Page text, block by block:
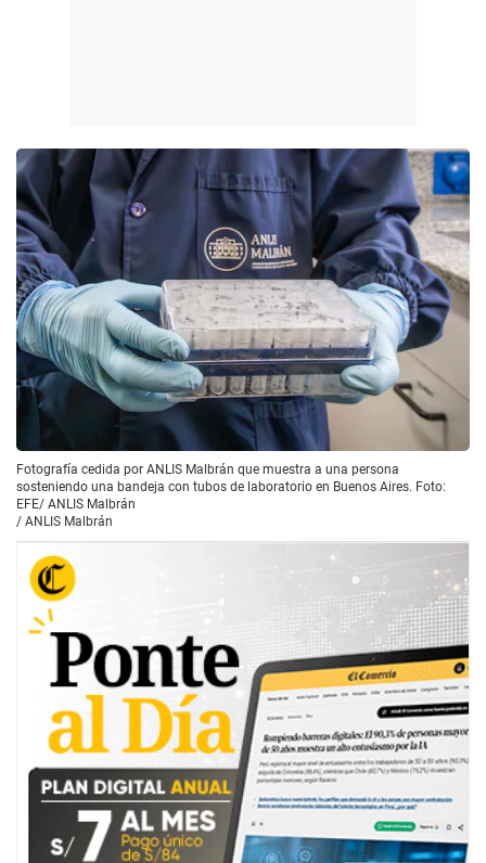
Fotografía cedida por ANLIS Malbrán que muestra a una persona
sosteniendo una bandeja con tubos de laboratorio en Buenos Aires. Foto:
EFE/ ANLIS Malbrán
/ ANLIS Malbrán